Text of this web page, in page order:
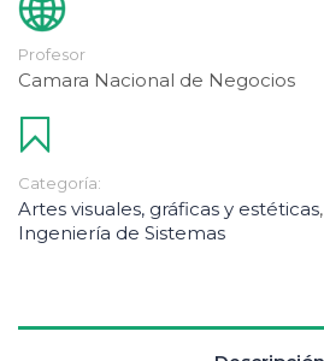
Profesor
Camara Nacional de Negocios
Categoría:
Artes visuales, gráficas y estéticas,
Ingeniería de Sistemas